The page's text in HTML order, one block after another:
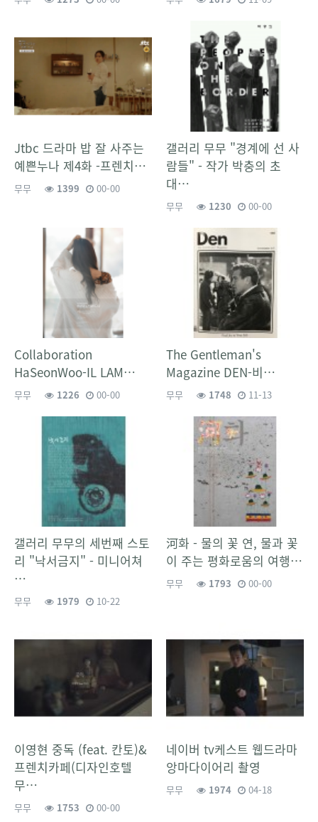
Jtbc 드라마 밥 잘 사주는
예쁜누나 제4화 -프렌치…
무무 1399 00-00
갤러리 무무 "경계에 선 사
람들" - 작가 박충의 초
대…
무무 1230 00-00
Collaboration
HaSeonWoo-IL LAM…
무무 1226 00-00
The Gentleman's
Magazine DEN-비…
무무 1748 11-13
갤러리 무무의 세번째 스토
리 "낙서금지" - 미니어쳐
…
무무 1979 10-22
河화 - 물의 꽃 연, 물과 꽃
이 주는 평화로움의 여행…
무무 1793 00-00
이영현 중독 (feat. 칸토)&
프렌치카페(디자인호텔
무…
무무 1753 00-00
네이버 tv케스트 웹드라마
앙마다이어리 촬영
무무 1974 04-18